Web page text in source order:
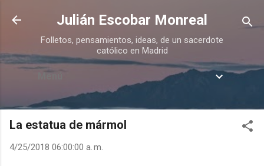
Ir al contenido principal
Julián Escobar Monreal
Folletos, pensamientos, ideas, de un sacerdote
católico en Madrid
Menú
La estatua de mármol
4/25/2018 06:00:00 a. m.